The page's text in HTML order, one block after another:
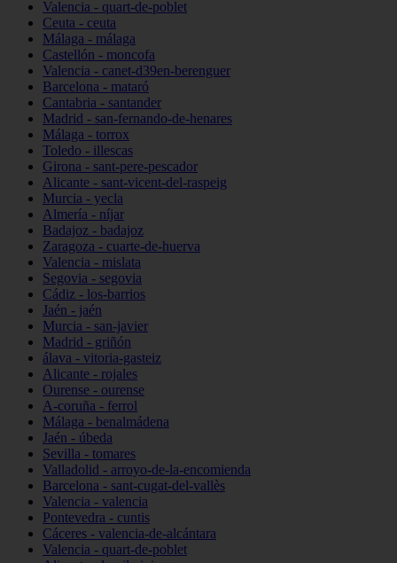
Valencia - quart-de-poblet
Ceuta - ceuta
Málaga - málaga
Castellón - moncofa
Valencia - canet-d39en-berenguer
Barcelona - mataró
Cantabria - santander
Madrid - san-fernando-de-henares
Málaga - torrox
Toledo - illescas
Girona - sant-pere-pescador
Alicante - sant-vicent-del-raspeig
Murcia - yecla
Almería - níjar
Badajoz - badajoz
Zaragoza - cuarte-de-huerva
Valencia - mislata
Segovia - segovia
Cádiz - los-barrios
Jaén - jaén
Murcia - san-javier
Madrid - griñón
álava - vitoria-gasteiz
Alicante - rojales
Ourense - ourense
A-coruña - ferrol
Málaga - benalmádena
Jaén - úbeda
Sevilla - tomares
Valladolid - arroyo-de-la-encomienda
Barcelona - sant-cugat-del-vallès
Valencia - valencia
Pontevedra - cuntis
Cáceres - valencia-de-alcántara
Valencia - quart-de-poblet